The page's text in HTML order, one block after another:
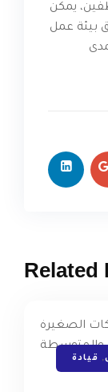
يمكن
بيئة عمل
Related
, قيادة